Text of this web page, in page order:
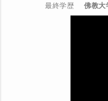
最終学歴
佛教大